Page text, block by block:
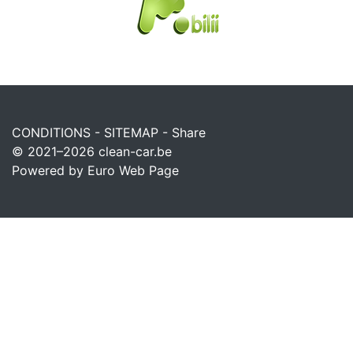
CONDITIONS - SITEMAP - Share
© 2021–2026 clean-car.be
Powered by Euro Web Page